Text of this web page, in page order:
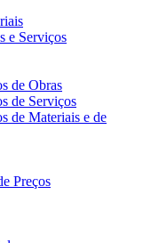
e Serviços
de Obras
de Serviços
de Materiais e de
Preços